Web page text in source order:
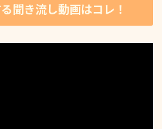
聞き流し動画はコレ！